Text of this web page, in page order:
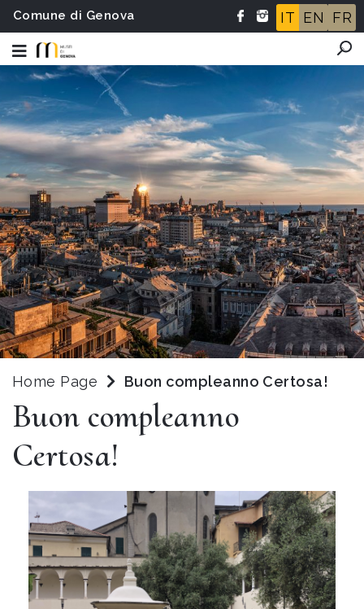
Comune di Genova IT EN FR
Home Page Buon compleanno Certosa!
Buon compleanno
Certosa!